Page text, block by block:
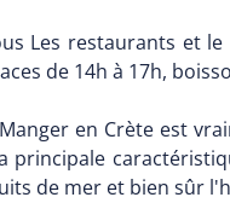
Les restaurants et
de 14h à 17h,
en Crète est
principale
de mer et bien sûr